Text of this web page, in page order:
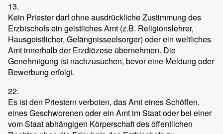
13.
Kein Priester darf ohne ausdrückliche Zustimmung des
Erzbischofs ein geistliches Amt (z.B. Religionslehrer,
Hausgeistlicher, Gefängnisseelsorger) oder ein weltliches
Amt innerhalb der Erzdiözese übernehmen. Die
Genehmigung ist nachzusuchen, bevor eine Meldung oder
Bewerbung erfolgt.
22.
Es ist den Priestern verboten, das Amt eines Schöffen,
eines Geschworenen oder ein Amt im Staat oder bei einer
vom Staat abhängigen Körperschaft des öffentlichen